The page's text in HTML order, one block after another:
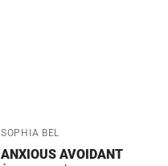
Fournisseur:
SOPHIA BEL
ANXIOUS AVOIDANT